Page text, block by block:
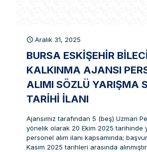
Aralık 31, 2025
BURSA ESKIŞEHIR
KALKINMA AJANSI
ALIMI SÖZLÜ YARIŞMA
TARIHI İLANI
Ajansımız tarafından 5 (beş) Uzman
yönelik olarak 20 Ekim 2025 tarihinde
personel alım ilanı kapsamında;
Kasım 2025 tarihleri arasında